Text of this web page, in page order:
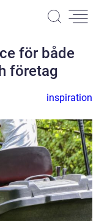
för både
företag
inspiration